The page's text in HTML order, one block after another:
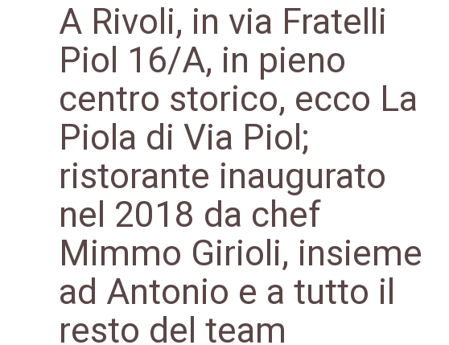
A Rivoli, in via Fratelli
Piol 16/A, in pieno
centro storico, ecco La
Piola di Via Piol;
ristorante inaugurato
nel 2018 da chef
Mimmo Girioli, insieme
ad Antonio e a tutto il
resto del team